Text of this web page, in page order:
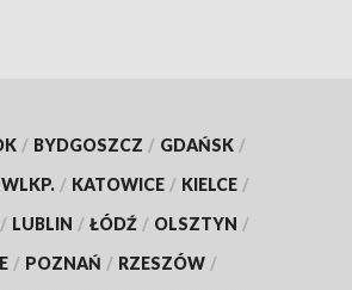
/ BYDGOSZCZ / GDAŃSK /
/ KATOWICE / KIELCE /
/ LUBLIN / ŁÓDŹ / OLSZTYN /
/ POZNAŃ / RZESZÓW /